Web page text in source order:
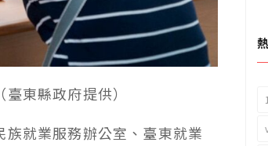
東縣政府提供）
就業服務辦公室、臺東就業